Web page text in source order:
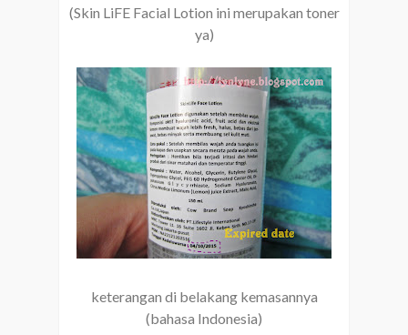
(Skin LiFE Facial Lotion ini merupakan toner
ya)
keterangan di belakang kemasannya
(bahasa Indonesia)